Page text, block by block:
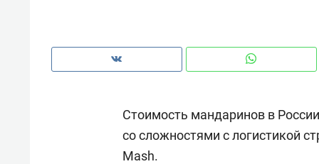
Стоимость мандаринов в
со сложностями с логистикой
Mash.